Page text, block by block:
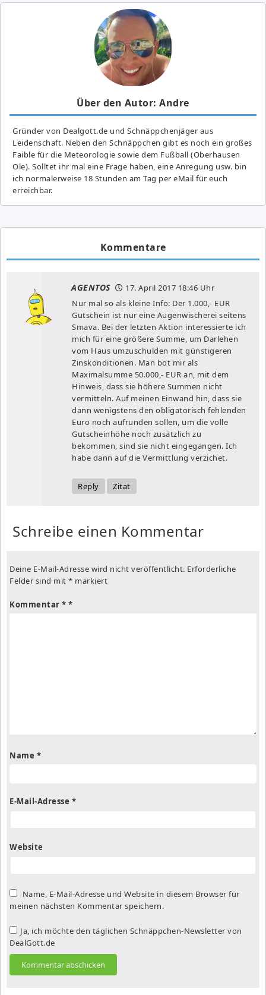
Über den Autor: Andre
Gründer von Dealgott.de und Schnäppchenjäger aus
Leidenschaft. Neben den Schnäppchen gibt es noch ein großes
Fai­ble für die Meteorologie sowie dem Fußball (Oberhausen
Ole). Solltet ihr mal eine Frage haben, eine Anregung usw. bin
ich normalerweise 18 Stunden am Tag per eMail für euch
erreichbar.
Kommentare
AGENTOS 17. April 2017 18:46 Uhr
Nur mal so als kleine Info: Der 1.000,- EUR
Gutschein ist nur eine Augenwischerei seitens
Smava. Bei der letzten Aktion interessierte ich
mich für eine größere Summe, um Darlehen
vom Haus umzuschulden mit günstigeren
Zinskonditionen. Man bot mir als
Maximalsumme 50.000,- EUR an, mit dem
Hinweis, dass sie höhere Summen nicht
vermitteln. Auf meinen Einwand hin, dass sie
dann wenigstens den obligatorisch fehlenden
Euro noch aufrunden sollen, um die volle
Gutscheinhöhe noch zusätzlich zu
bekommen, sind sie nicht eingegangen. Ich
habe dann auf die Vermittlung verzichet.
Reply Zitat
Schreibe einen Kommentar
Deine E-Mail-Adresse wird nicht veröffentlicht. Erforderliche
Felder sind mit * markiert
Kommentar *
Name *
E-Mail-Adresse *
Website
Name, E-Mail-Adresse und Website in diesem Browser für
meinen nächsten Kommentar speichern.
Ja, ich möchte den täglichen Schnäppchen-Newsletter von
DealGott.de